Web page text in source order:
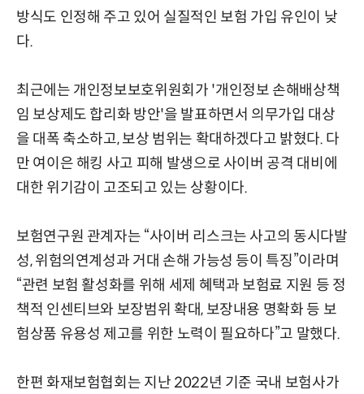
방식도 인정해 주고 있어 실질적인 보험 가입 유인이 낮
다.
최근에는 개인정보보호위원회가 '개인정보 손해배상책
임 보상제도 합리화 방안'을 발표하면서 의무가입 대상
을 대폭 축소하고, 보상 범위는 확대하겠다고 밝혔다. 다
만 여이은 해킹 사고 피해 발생으로 사이버 공격 대비에
대한 위기감이 고조되고 있는 상황이다.
보험연구원 관계자는 “사이버 리스크는 사고의 동시다발
성, 위험의연계성과 거대 손해 가능성 등이 특징”이라며
“관련 보험 활성화를 위해 세제 혜택과 보험료 지원 등 정
책적 인센티브와 보장범위 확대, 보장내용 명확화 등 보
험상품 유용성 제고를 위한 노력이 필요하다”고 말했다.
한편 화재보험협회는 지난 2022년 기준 국내 보험사가